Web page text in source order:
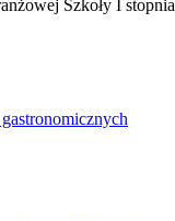
Szkoły I